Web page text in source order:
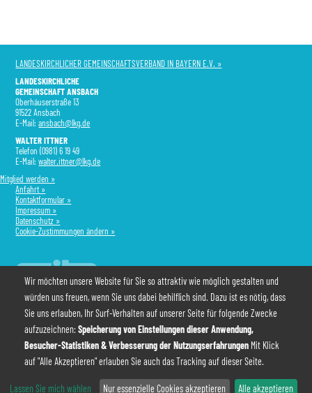
LANDESKIRCHLICHER GEMEINSCHAFTSVERBAND IN BAYERN E.V. »
LANDESKIRCHLICHE
GEMEINSCHAFT ANSBACH
Oberhäuserstraße 13
91522 Ansbach
E-Mail:ansbach@lkg.de
WALTER ITTNER
Telefon (0981) 6 19 49
E-Mail:walter.ittner@lkg.de
Mitglied werden »
Anfahrt »
Kontaktformular »
Impressum »
Datenschutz »
Cookie-Zustimmungen ändern »
Spenden für die Arbeit unserer Gemeinde und des cjb werden dankbar
entgegengenommen. (Spenden für die Mission bitte mit entsprechendem Vermerk!)
Landeskirchliche Gemeinschaft: DE83 7655 0000 0000 2850 49
BYLADEM1ANS
Wir freuen uns über Spenden für die cjb-Jugendarbeit auf das Konto:DE94 7655 0000
0090 6426 79• BICBYLADEM1ANS
Wir möchten unsere Website für Sie so attraktiv wie möglich gestalten und
würden uns freuen, wenn Sie uns dabei behilflich sind. Dazu ist es nötig, dass
Sie uns erlauben, Ihr Surf-Verhalten auf unserer Seite für folgende Zwecke
aufzuzeichnen: Speicherung von Einstellungen dieser Anwendung,
Besucher-Statistiken & Verbesserung der Nutzungserfahrungen Mit Klick
auf "Alle Akzeptieren" erlauben Sie auch das Tracking auf dieser Seite.
Lassen Sie mich wählen Nur essenzielle Cookies akzeptieren Alle akzeptieren